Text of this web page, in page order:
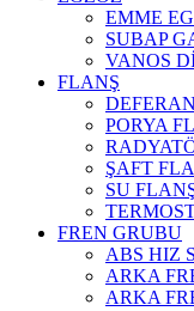
EMME
SUBAP
VANOS
FLANŞ
PORYA
ŞAFT
SU
FREN GRUBU
ABS HIZ
ARKA
ARKA